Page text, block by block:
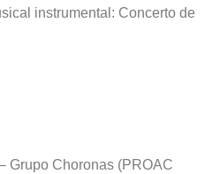
instrumental: Concerto de
Grupo Choronas (PROAC